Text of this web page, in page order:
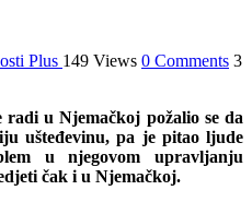
Plus 149 Views 0 Comments 3
u Njemačkoj požalio se da
ušteđevinu, pa je pitao ljude
u njegovom upravljanju
čak i u Njemačkoj.